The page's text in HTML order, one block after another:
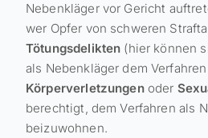
Nebenkläger vor Gericht
wer Opfer von schweren
Tötungsdelikten (hier können
als Nebenkläger dem
Körperverletzungenoder
berechtigt, dem Verfahren als
beizuwohnen.